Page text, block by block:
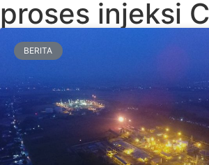
proses injeksi
BERITA